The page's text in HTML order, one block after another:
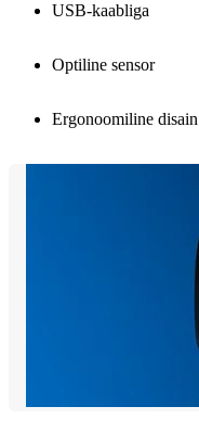
USB-kaabliga
Optiline sensor
Ergonoomiline disain